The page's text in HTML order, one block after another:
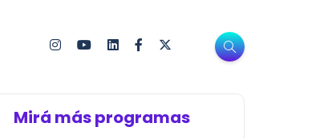
Mirá más programas